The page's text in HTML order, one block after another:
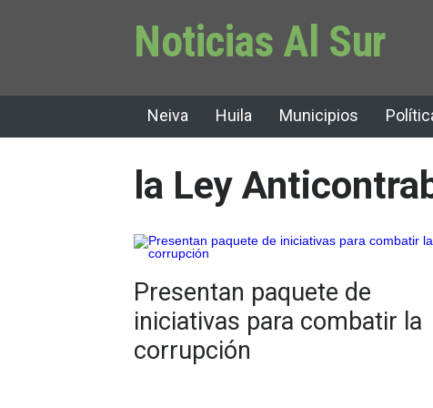
Noticias Al Sur
Neiva Huila Municipios
la Ley
Presentan paquete de
iniciativas para combatir la
corrupción